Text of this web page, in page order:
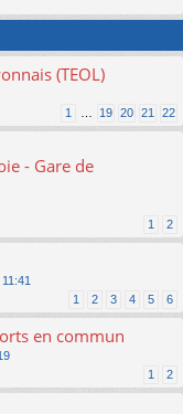
(TEOL)
1 19 20 21 22
- Gare de
1 2
1 2 3 4 5 6
en commun
1 2